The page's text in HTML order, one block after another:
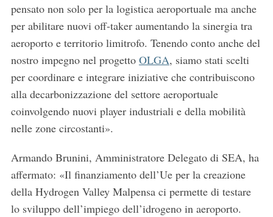
pensato non solo per la logistica aeroportuale ma anche
per abilitare nuovi off-taker aumentando la sinergia tra
aeroporto e territorio limitrofo. Tenendo conto anche del
nostro impegno nel progetto OLGA, siamo stati scelti
per coordinare e integrare iniziative che contribuiscono
alla decarbonizzazione del settore aeroportuale
coinvolgendo nuovi player industriali e della mobilità
nelle zone circostanti».
Armando Brunini, Amministratore Delegato di SEA, ha
affermato: «Il finanziamento dell’Ue per la creazione
della Hydrogen Valley Malpensa ci permette di testare
lo sviluppo dell’impiego dell’idrogeno in aeroporto.